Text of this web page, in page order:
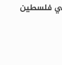
في فلسطين